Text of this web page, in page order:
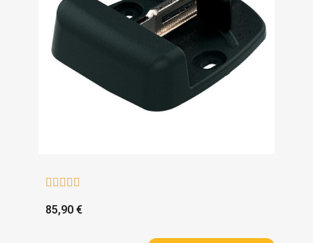
    
85,90 €